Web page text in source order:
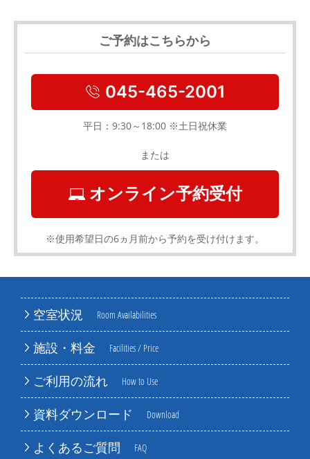
空室状況 Room Availabilities
施設・料金 Facilities / Price
ご利用の流れ How to Use
資料ダウンロード Download
よくあるご質問 FAQ
ご予約はこちらから
045-465-2001
平日：9:30～18:00 ※土日祝休業
または
オンライン予約受付
※使用希望日の6ヵ月前から予約を受け付けます。